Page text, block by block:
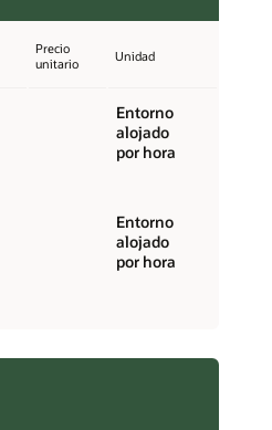
Precio
unitario
Unidad
Entorno
alojado
por hora
Entorno
alojado
por hora